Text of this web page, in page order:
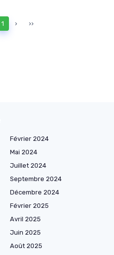
1 › ››
Février 2024
Mai 2024
Juillet 2024
Septembre 2024
Décembre 2024
Février 2025
Avril 2025
Juin 2025
Août 2025